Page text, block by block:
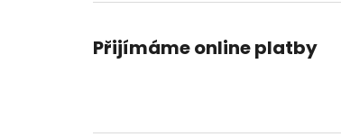
Přijímáme online platby